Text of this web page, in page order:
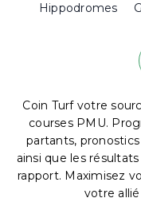
Hippodromes
Coin Turf votre
courses PMU.
partants,
ainsi que les
rapport. Maximisez
votre